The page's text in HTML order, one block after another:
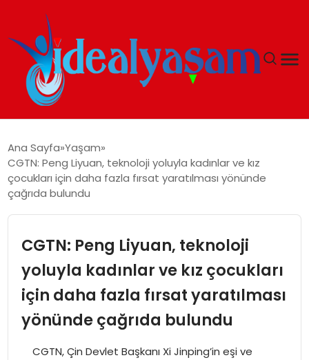
GÜNDEM
İDEAL YAŞAM
İDEAL SPOR
YAŞAM
MAGAZIN
Ana Sayfa Yaşam
CGTN: Peng Liyuan, teknoloji yoluyla kadınlar ve kız
çocukları için daha fazla fırsat yaratılması yönünde
çağrıda bulundu
CGTN: Peng Liyuan, teknoloji
yoluyla kadınlar ve kız çocukları
için daha fazla fırsat yaratılması
yönünde çağrıda bulundu
CGTN, Çin Devlet Başkanı Xi Jinping’in eşi ve